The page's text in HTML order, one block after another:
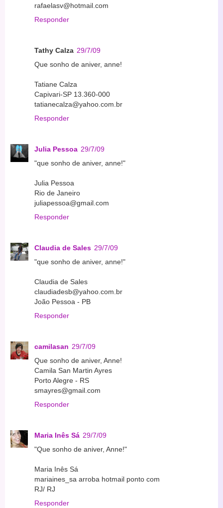
rafaelasv@hotmail.com
Responder
Tathy Calza 29/7/09
Que sonho de aniver, anne!
Tatiane Calza
Capivari-SP 13.360-000
tatianecalza@yahoo.com.br
Responder
Julia Pessoa 29/7/09
"que sonho de aniver, anne!"
Julia Pessoa
Rio de Janeiro
juliapessoa@gmail.com
Responder
Claudia de Sales 29/7/09
"que sonho de aniver, anne!"
Claudia de Sales
claudiadesb@yahoo.com.br
João Pessoa - PB
Responder
camilasan 29/7/09
Que sonho de aniver, Anne!
Camila San Martin Ayres
Porto Alegre - RS
smayres@gmail.com
Responder
Maria Inês Sá 29/7/09
"Que sonho de aniver, Anne!"
Maria Inês Sá
mariaines_sa arroba hotmail ponto com
RJ/ RJ
Responder